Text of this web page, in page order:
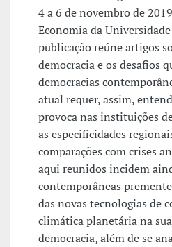
4 a 6 de novembro de
Economia da
publicação reúne artigos
democracia e os desafios
democracias
atual requer, assim,
provoca nas instituições
as especificidades
comparações com crises
aqui reunidos incidem
contemporâneas
das novas tecnologias de
climática planetária na
democracia, além de se